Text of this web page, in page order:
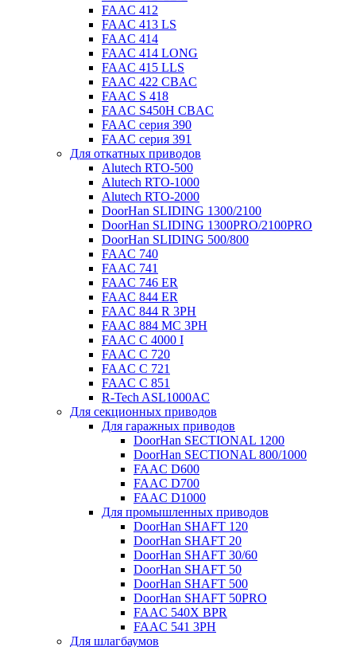
FAAC 412
FAAC 413 LS
FAAC 414
FAAC 414 LONG
FAAC 415 LLS
FAAC 422 CBAC
FAAC S 418
FAAC S450H CBAC
FAAC серия 390
FAAC серия 391
Для откатных приводов
Alutech RTO-500
Alutech RTO-1000
Alutech RTO-2000
DoorHan SLIDING 1300/2100
DoorHan SLIDING 1300PRO/2100PRO
DoorHan SLIDING 500/800
FAAC 740
FAAC 741
FAAC 746 ER
FAAC 844 ER
FAAC 844 R 3PH
FAAC 884 MC 3PH
FAAC C 4000 I
FAAC C 720
FAAC C 721
FAAC C 851
R-Tech ASL1000AC
Для секционных приводов
Для гаражных приводов
DoorHan SECTIONAL 1200
DoorHan SECTIONAL 800/1000
FAAC D600
FAAC D700
FAAC D1000
Для промышленных приводов
DoorHan SHAFT 120
DoorHan SHAFT 20
DoorHan SHAFT 30/60
DoorHan SHAFT 50
DoorHan SHAFT 500
DoorHan SHAFT 50PRO
FAAC 540X BPR
FAAC 541 3PH
Для шлагбаумов